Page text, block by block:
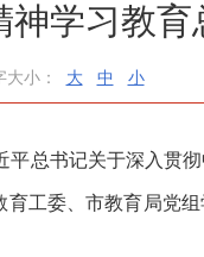
学习教育
大小： 大 中 小
平总书记关于深入贯
工委、市教育局党